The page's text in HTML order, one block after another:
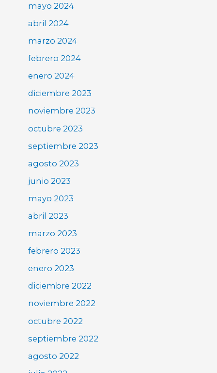
mayo 2024
abril 2024
marzo 2024
febrero 2024
enero 2024
diciembre 2023
noviembre 2023
octubre 2023
septiembre 2023
agosto 2023
junio 2023
mayo 2023
abril 2023
marzo 2023
febrero 2023
enero 2023
diciembre 2022
noviembre 2022
octubre 2022
septiembre 2022
agosto 2022